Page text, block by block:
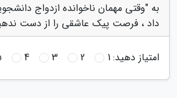
به "وقتی مهمان ناخوانده ازدواج
داد ، فرصت پیک عاشقی را از دست
امتیاز دهید:1
2
3
4